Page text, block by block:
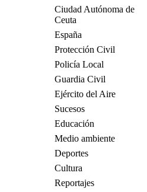
Ciudad Autónoma de
Ceuta
España
Protección Civil
Policía Local
Guardia Civil
Ejército del Aire
Sucesos
Educación
Medio ambiente
Deportes
Cultura
Reportajes